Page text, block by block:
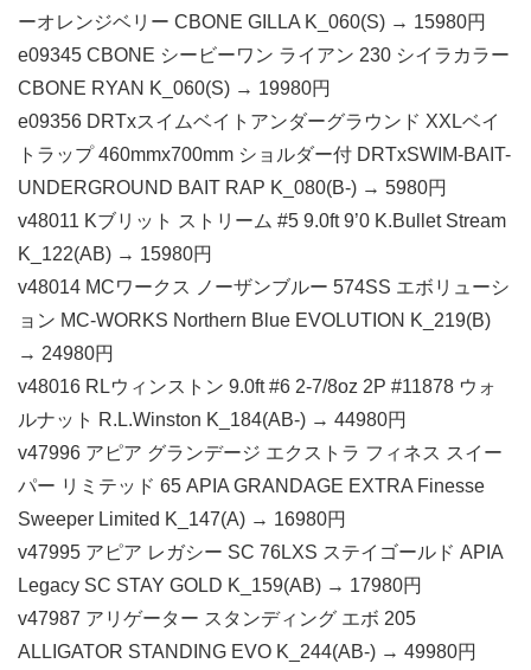
ーオレンジベリー CBONE GILLA K_060(S) → 15980円
e09345 CBONE シービーワン ライアン 230 シイラカラー
CBONE RYAN K_060(S) → 19980円
e09356 DRTxスイムベイトアンダーグラウンド XXLベイ
トラップ 460mmx700mm ショルダー付 DRTxSWIM-BAIT-
UNDERGROUND BAIT RAP K_080(B-) → 5980円
v48011 Kブリット ストリーム #5 9.0ft 9’0 K.Bullet Stream
K_122(AB) → 15980円
v48014 MCワークス ノーザンブルー 574SS エボリューシ
ョン MC-WORKS Northern Blue EVOLUTION K_219(B)
→ 24980円
v48016 RLウィンストン 9.0ft #6 2-7/8oz 2P #11878 ウォ
ルナット R.L.Winston K_184(AB-) → 44980円
v47996 アピア グランデージ エクストラ フィネス スイー
パー リミテッド 65 APIA GRANDAGE EXTRA Finesse
Sweeper Limited K_147(A) → 16980円
v47995 アピア レガシー SC 76LXS ステイゴールド APIA
Legacy SC STAY GOLD K_159(AB) → 17980円
v47987 アリゲーター スタンディング エボ 205
ALLIGATOR STANDING EVO K_244(AB-) → 49980円